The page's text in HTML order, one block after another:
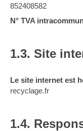
852408582
N° TVA
1.3. Site
Le site internet est
recyclage.fr
1.4.